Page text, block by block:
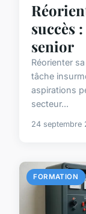
succès
senior
Réorienter
tâche
aspirations
secteur...
24 septembre
FORMATION